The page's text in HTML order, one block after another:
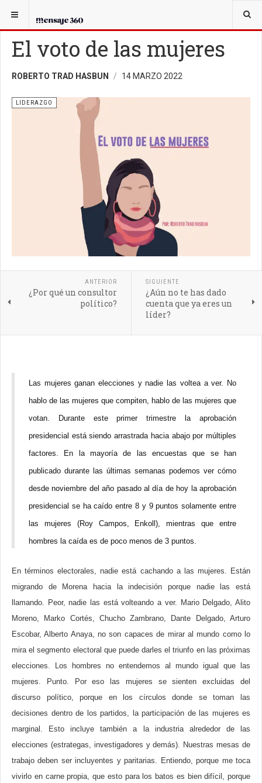
USTED ESTÁ AQUÍ:
El voto de las mujeres
ROBERTO TRAD HASBUN 14 MARZO 2022
LIDERAZGO
ANTERIOR
¿Por qué un consultor
político?
SIGUIENTE
¿Aún no te has dado
cuenta que ya eres un
líder?
Las mujeres ganan elecciones y nadie las voltea a ver. No
hablo de las mujeres que compiten, hablo de las mujeres que
votan. Durante este primer trimestre la aprobación
presidencial está siendo arrastrada hacia abajo por múltiples
factores. En la mayoría de las encuestas que se han
publicado durante las últimas semanas podemos ver cómo
desde noviembre del año pasado al día de hoy la aprobación
presidencial se ha caído entre 8 y 9 puntos solamente entre
las mujeres (Roy Campos, Enkoll), mientras que entre
hombres la caída es de poco menos de 3 puntos.
En términos electorales, nadie está cachando a las mujeres. Están
migrando de Morena hacia la indecisión porque nadie las está
llamando. Peor, nadie las está volteando a ver. Mario Delgado, Alito
Moreno, Marko Cortés, Chucho Zambrano, Dante Delgado, Arturo
Escobar, Alberto Anaya, no son capaces de mirar al mundo como lo
mira el segmento electoral que puede darles el triunfo en las próximas
elecciones. Los hombres no entendemos al mundo igual que las
mujeres. Punto. Por eso las mujeres se sienten excluidas del
discurso político, porque en los círculos donde se toman las
decisiones dentro de los partidos, la participación de las mujeres es
marginal. Esto incluye también a la industria alrededor de las
elecciones (estrategas, investigadores y demás). Nuestras mesas de
trabajo deben ser incluyentes y paritarias. Entiendo, porque me toca
vivirlo en carne propia, que esto para los batos es bien difícil, porque